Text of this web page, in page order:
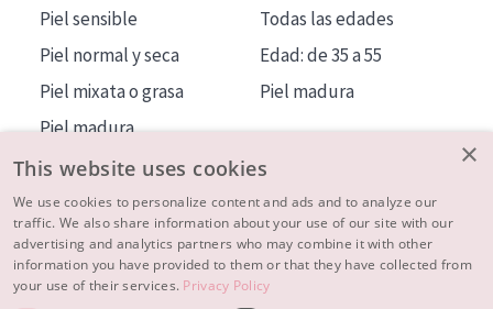
Piel sensible
Piel normal y seca
Piel mixata o grasa
Piel madura
Piel expuesta al sol
Piel menopáusica
Todas las edades
Edad: de 35 a 55
Piel madura
MÁS SOBRE NOSOTROS
INSPIRACIÓN
×
This website uses cookies
We use cookies to personalize content and ads and to analyze our
traffic. We also share information about your use of our site with our
advertising and analytics partners who may combine it with other
information you have provided to them or that they have collected from
your use of their services. Privacy Policy